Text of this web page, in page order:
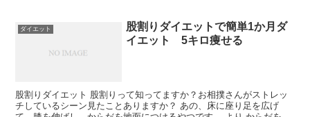
ダイエット
股割りダイエットで簡単1か月ダ
イエット 5キロ痩せる
股割りダイエット 股割りって知ってますか？お相撲さんがストレッ
チしているシーン見たことありますか？ あの、床に座り足を広げ